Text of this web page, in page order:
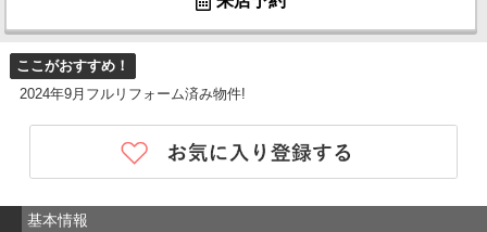
ここがおすすめ！
2024年9月フルリフォーム済み物件!
基本情報